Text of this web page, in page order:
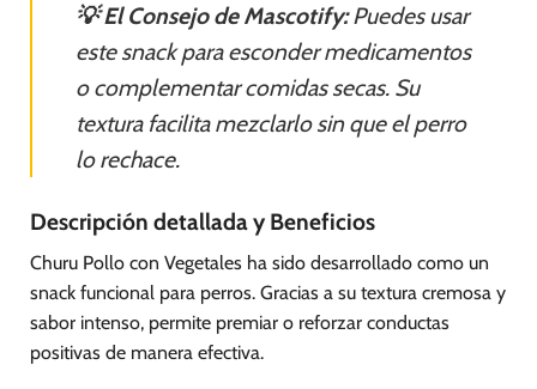
💡 El Consejo de Mascotify:Puedes usar
este snack para esconder medicamentos
o complementar comidas secas. Su
textura facilita mezclarlo sin que el perro
lo rechace.
Descripción detallada y Beneficios
Churu Pollo con Vegetales ha sido desarrollado como un
snack funcional para perros. Gracias a su textura cremosa y
sabor intenso, permite premiar o reforzar conductas
positivas de manera efectiva.